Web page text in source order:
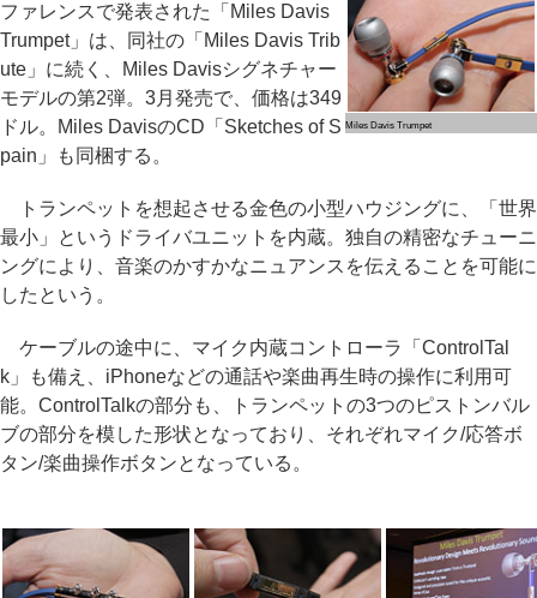
Miles Davis Trumpet
ファレンスで発表された「Miles Davis
Trumpet」は、同社の「Miles Davis Trib
ute」に続く、Miles Davisシグネチャー
モデルの第2弾。3月発売で、価格は349
ドル。Miles DavisのCD「Sketches of S
pain」も同梱する。
トランペットを想起させる金色の小型ハウジングに、「世界
最小」というドライバユニットを内蔵。独自の精密なチューニ
ングにより、音楽のかすかなニュアンスを伝えることを可能に
したという。
ケーブルの途中に、マイク内蔵コントローラ「ControlTal
k」も備え、iPhoneなどの通話や楽曲再生時の操作に利用可
能。ControlTalkの部分も、トランペットの3つのピストンバル
ブの部分を模した形状となっており、それぞれマイク/応答ボ
タン/楽曲操作ボタンとなっている。